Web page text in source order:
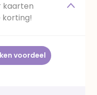
kaarten
voordeel